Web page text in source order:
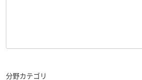
分野カテゴリ